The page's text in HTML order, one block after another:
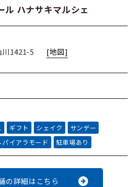
ル ハナサキマルシェ
川1421-5
[地図]
ギフト シェイク
サンデー
パイアラモード 駐車場あり
の詳細はこちら